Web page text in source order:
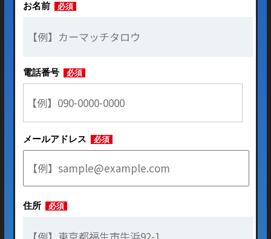
お名前 必須
電話番号 必須
メールアドレス 必須
住所 必須